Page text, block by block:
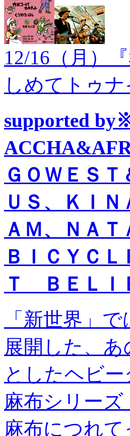
12/16（月）
しめてトゥナ
supported
ＧＯＷＥＳ
ＵＳ、ＫＩ
ＡＭ、ＮＡ
ＢＩＣＹＣ
Ｔ ＢＥＬＩ
「新世界」
展開した、
としたヘビ
麻布シリーズ
麻布につれ